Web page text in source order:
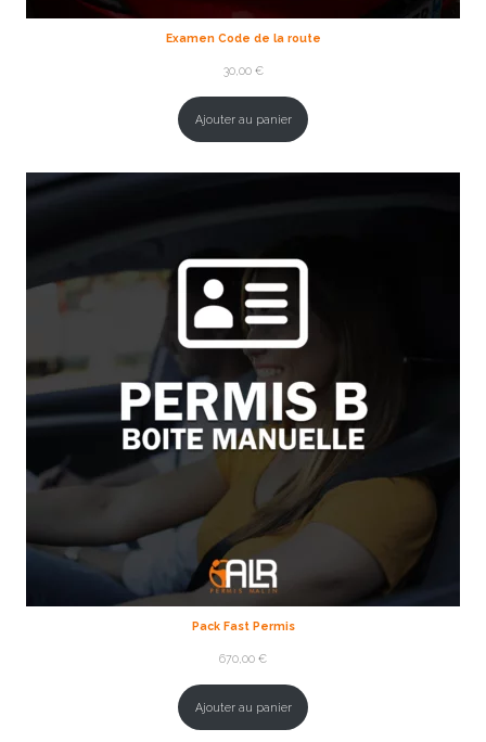
Examen Code de la route
30,00 €
Ajouter au panier
Pack Fast Permis
670,00 €
Ajouter au panier